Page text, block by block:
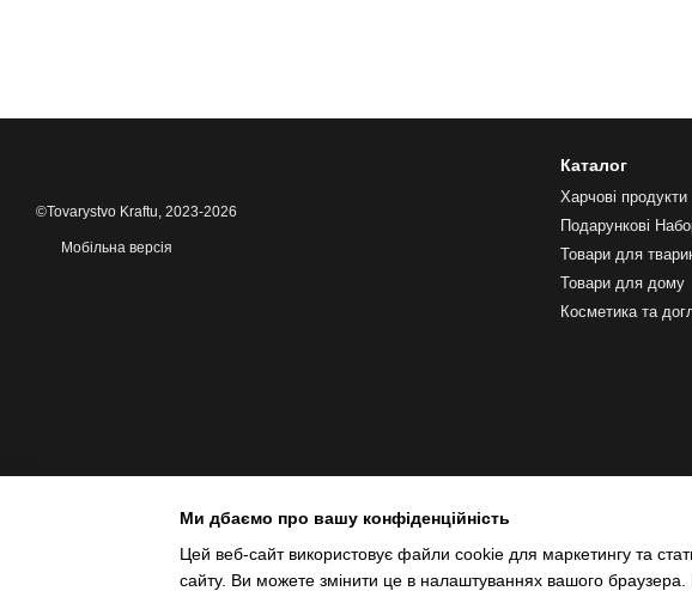
©Tovarystvo Kraftu, 2023-2026
Мобільна версія
Каталог
Харчові продукти
Подарункові
Товари для
Товари для дому
Косметика та
Ми дбаємо про вашу конфіденційність
Цей веб-сайт використовує файли cookie для маркетингу та
сайту. Ви можете змінити це в налаштуваннях вашого